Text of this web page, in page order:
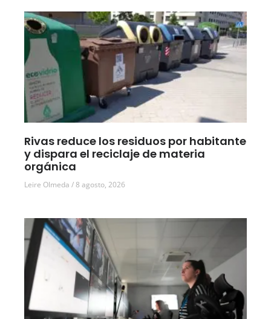
Rivas reduce los residuos por habitante
y dispara el reciclaje de materia
orgánica
Leire Olmeda 8 agosto, 2026